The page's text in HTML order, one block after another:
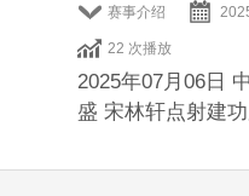
赛事介绍
22 次播放
2025年07月06日
盛 宋林轩点射建